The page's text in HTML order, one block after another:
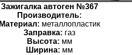
Зажигалка автоген №367
Производитель:
Материал: металлопластик
Заправка: газ
Высота: мм
Ширина: мм